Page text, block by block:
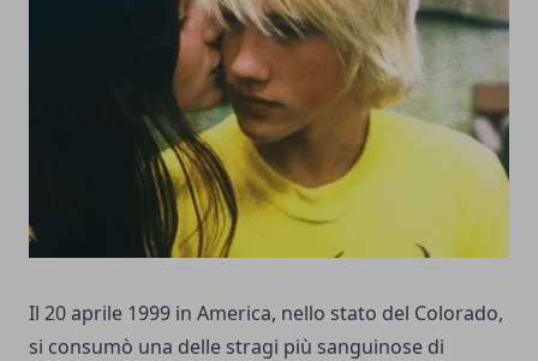
Il 20 aprile 1999 in America, nello stato del Colorado,
si consumò una delle stragi più sanguinose di